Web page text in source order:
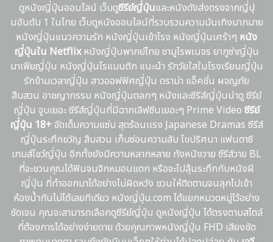
ดูหนังญี่ปุ่นออนไลน์ เว็บดูซีรีย์ญี่ปุ่นและหนังดังส่งตรงจากญี่ปุ
นอันดับ 1 ในไทย เว็บดูหนังออนไลน์ที่รวบรวมความบันเทิงมากมาย
หนังญี่ปุ่นแนวความรัก หนังญี่ปุ่นเข้าโรง หนังญี่ปุ่นเศร้าๆ หนัง
ญี่ปุ่นใน Netflixหนังญี่ปุ่นพากย์ไทย ซามูไรพเนจร ยากูซ่าญี่ปุ่น
มาเฟียญี่ปุ่น หนังญี่ปุ่นโรแมนติก แนะนํา รักวัยใสในโรงเรียนญี่ปุ่น
รักข้ามเวลาญี่ปุ่น สาวออฟฟิศญี่ปุ่น ดราม่า แอ็คชั่น ผจญภัย
สืบสวน อาชญากรรม หนังญี่ปุ่นตลกๆ หนังและซีรีส์ญี่ปุ่นน่าดู ซีรีย์
ญี่ปุ่น จูบเยอะ ซีรีส์ญี่ปุ่นที่มีฉากเลิฟซีนเยอะๆ Prime Video ซีรีย์
ญี่ปุ่น 18+จัดเต็มความแซ่บ สุดร้อนเเรง Japanese Dramas ซีรีส์
ญี่ปุ่นระทึกขวัญ สืบสวน เก็บซ่อนความลับ ไขปริศนา แฟนตาซี
เกมส์โชว์ญี่ปุ่น อีกทั้งยังมีความหลากหลาย ทังหนังวาย ซีรีส์วาย BL
ที่จะชวนคุณได้ฟินจนจิกหมอนแตก หรือจะไปลุ้นระทึกกับหนังผี
ญี่ปุ่น ที่ทำออกมาได้อย่างไม่ผิดหวัง ชวนให้ติดตามจนลุกไปเข้า
ห้องน้ำกันไม่ได้เลยทีเดียว หนังญี่ปุ่น.com ได้แยกหมวดหมู่ไว้อย่าง
ชัดเจน คุณจะสามารถเลือกดูซีรีย์ญี่ปุ่น ดูหนังญี่ปุ่น ได้ตรงตามสไตล์
ที่ต้องการได้อย่างง่ายดาย ด้วยคุณภาพหนังญี่ปุ่น FHD เสียงชัด